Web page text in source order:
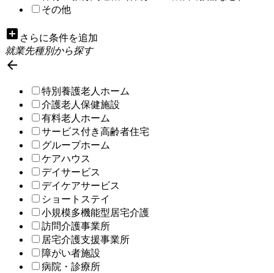
その他
add_box さらに条件を追加
就業先種別から探す

特別養護老人ホーム
介護老人保健施設
有料老人ホーム
サービス付き高齢者住宅
グループホーム
ケアハウス
デイサービス
デイケアサービス
ショートステイ
小規模多機能型居宅介護
訪問介護事業所
居宅介護支援事業所
障がい者施設
病院・診療所